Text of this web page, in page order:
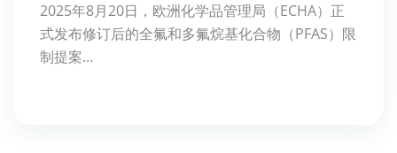
2025年8月20日，欧洲化学品管理局（ECHA）正
式发布修订后的全氟和多氟烷基化合物（PFAS）限
制提案...